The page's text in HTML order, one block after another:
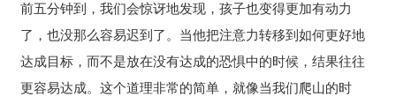
前五分钟到，我们会惊讶地发现，孩子也变得更加有动力
了，也没那么容易迟到了。当他把注意力转移到如何更好地
达成目标，而不是放在没有达成的恐惧中的时候，结果往往
更容易达成。这个道理非常的简单，就像当我们爬山的时